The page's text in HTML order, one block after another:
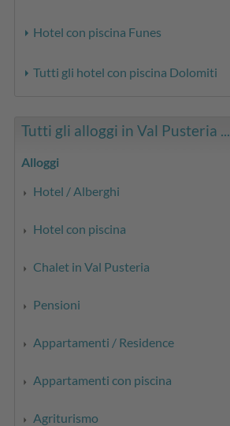
Hotel con piscina Funes
Tutti gli hotel con piscina Dolomiti
Tutti gli alloggi in Val Pusteria ...
Alloggi
Hotel / Alberghi
Hotel con piscina
Chalet in Val Pusteria
Pensioni
Appartamenti / Residence
Appartamenti con piscina
Agriturismo